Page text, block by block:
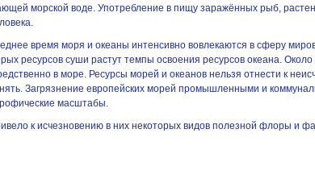
морской воде. Употребление в пищу заражённых рыб,
время моря и океаны интенсивно вовлекаются в сферу
ресурсов суши растут темпы освоения ресурсов океана.
в море. Ресурсы морей и океанов нельзя отнести к
Загрязнение европейских морей промышленными и
масштабы.
к исчезновению в них некоторых видов полезной флоры и